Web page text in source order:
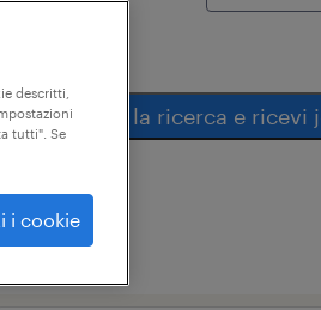
salva la ricerca e ricevi
descritti,
tutti". Se
i cookie